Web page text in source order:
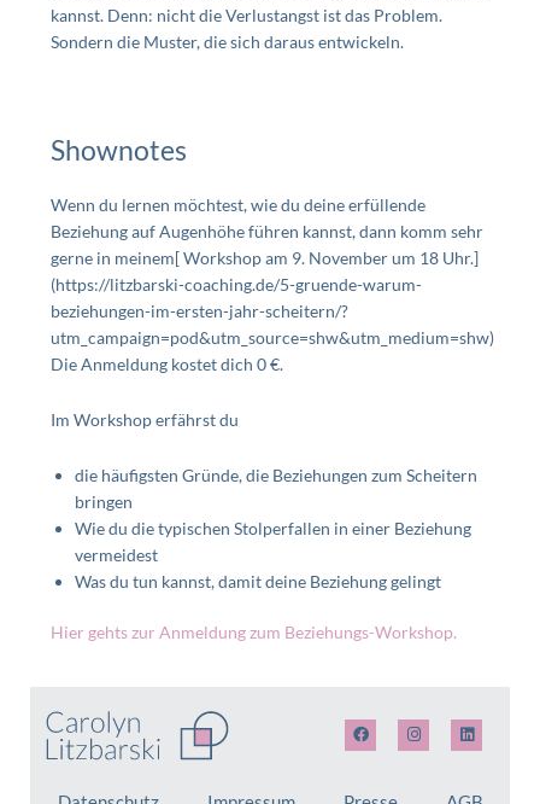
kannst. Denn: nicht die Verlustangst ist das Problem.
Sondern die Muster, die sich daraus entwickeln.
Shownotes
Wenn du lernen möchtest, wie du deine erfüllende
Beziehung auf Augenhöhe führen kannst, dann komm sehr
gerne in meinem[ Workshop am 9. November um 18 Uhr.]
(https://litzbarski-coaching.de/5-gruende-warum-
beziehungen-im-ersten-jahr-scheitern/?
utm_campaign=pod&utm_source=shw&utm_medium=shw)
Die Anmeldung kostet dich 0 €.
Im Workshop erfährst du
die häufigsten Gründe, die Beziehungen zum Scheitern
bringen
Wie du die typischen Stolperfallen in einer Beziehung
vermeidest
Was du tun kannst, damit deine Beziehung gelingt
Hier gehts zur Anmeldung zum Beziehungs-Workshop.
F
a
c
I
n
s
L
i
n